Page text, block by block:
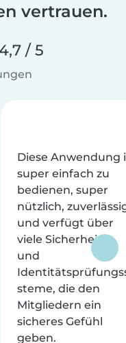
vertrauen.
/ 5
Diese Anwendung
super einfach zu
bedienen, super
nützlich,
und verfügt über
viele Sicherheits-
und
steme, die den
Mitgliedern ein
sicheres Gefühl
geben.